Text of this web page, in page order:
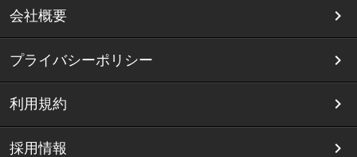
会社概要
プライバシーポリシー
利用規約
採用情報